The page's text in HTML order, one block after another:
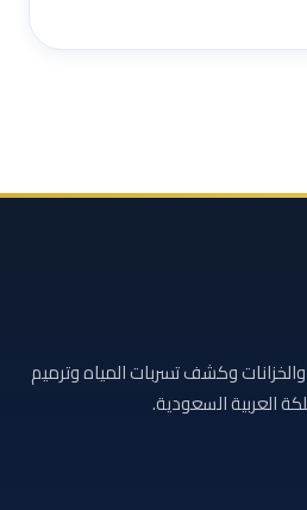
وكشف تسربات المياه وترميم
العربية السعودية.